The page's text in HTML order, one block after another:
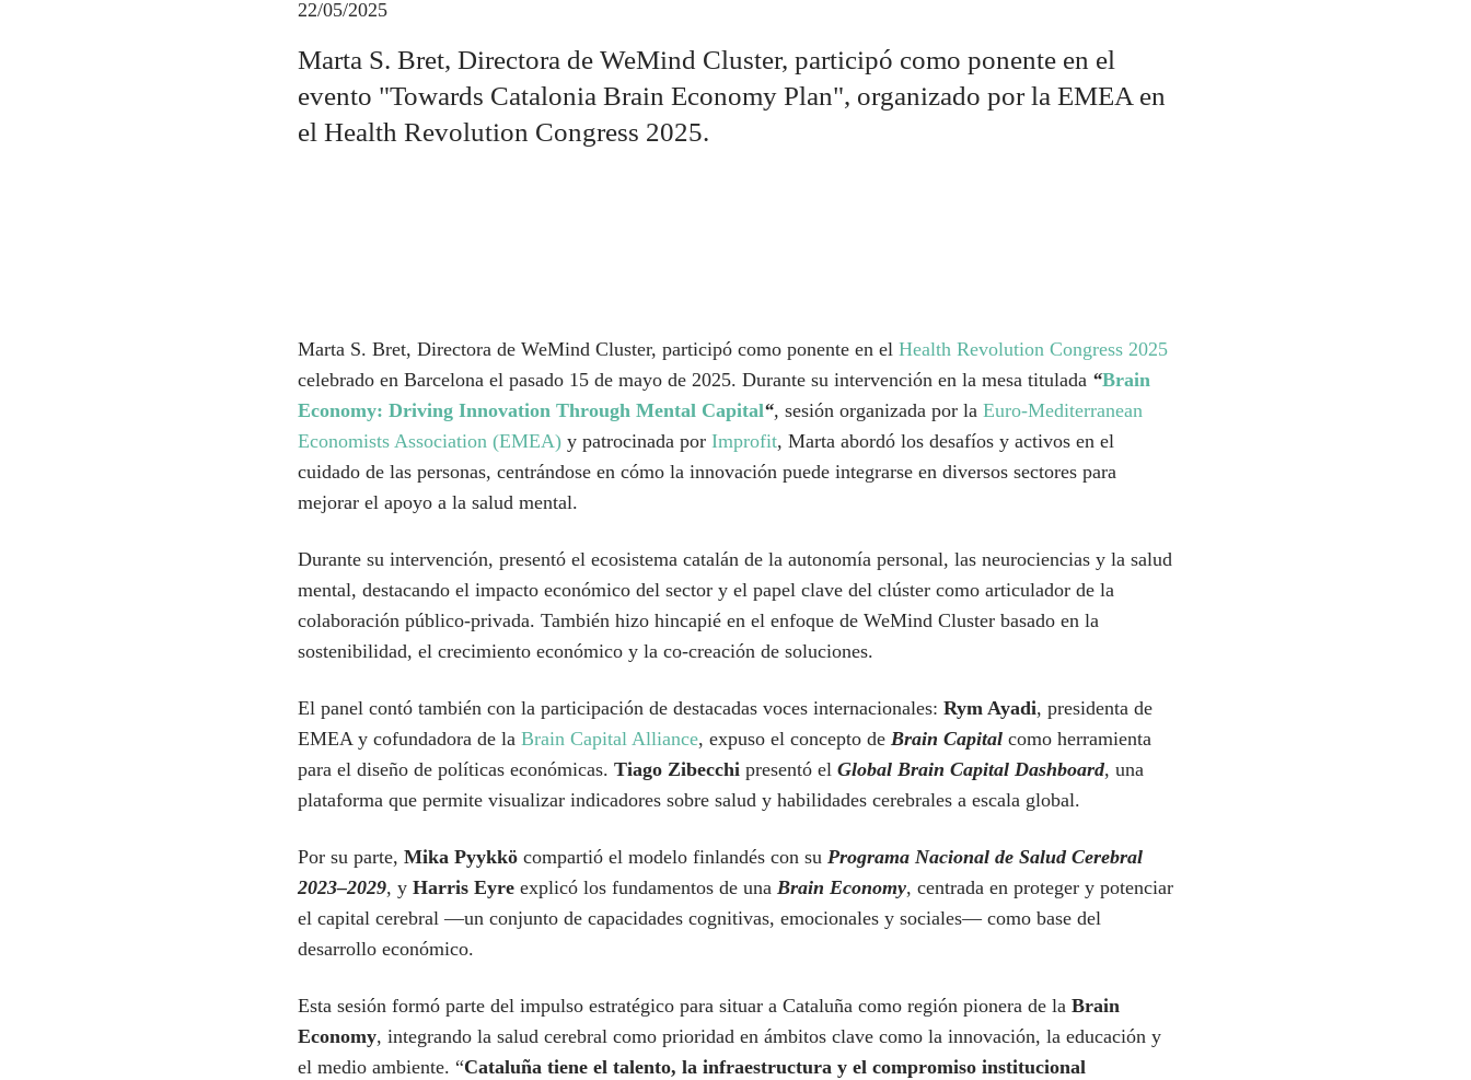
22/05/2025
Marta S. Bret, Directora de WeMind Cluster, participó como ponente en el
evento "Towards Catalonia Brain Economy Plan", organizado por la EMEA en
el Health Revolution Congress 2025.
Marta S. Bret, Directora de WeMind Cluster, participó como ponente en el Health Revolution Congress 2025
celebrado en Barcelona el pasado 15 de mayo de 2025. Durante su intervención en la mesa titulada “Brain
Economy: Driving Innovation Through Mental Capital“, sesión organizada por la Euro-Mediterranean
Economists Association (EMEA) y patrocinada por Improfit, Marta abordó los desafíos y activos en el
cuidado de las personas, centrándose en cómo la innovación puede integrarse en diversos sectores para
mejorar el apoyo a la salud mental.
Durante su intervención, presentó el ecosistema catalán de la autonomía personal, las neurociencias y la salud
mental, destacando el impacto económico del sector y el papel clave del clúster como articulador de la
colaboración público-privada. También hizo hincapié en el enfoque de WeMind Cluster basado en la
sostenibilidad, el crecimiento económico y la co-creación de soluciones.
El panel contó también con la participación de destacadas voces internacionales: Rym Ayadi, presidenta de
EMEA y cofundadora de la Brain Capital Alliance, expuso el concepto de Brain Capital como herramienta
para el diseño de políticas económicas. Tiago Zibecchi presentó el Global Brain Capital Dashboard, una
plataforma que permite visualizar indicadores sobre salud y habilidades cerebrales a escala global.
Por su parte, Mika Pyykkö compartió el modelo finlandés con su Programa Nacional de Salud Cerebral
2023–2029, y Harris Eyre explicó los fundamentos de una Brain Economy, centrada en proteger y potenciar
el capital cerebral —un conjunto de capacidades cognitivas, emocionales y sociales— como base del
desarrollo económico.
Esta sesión formó parte del impulso estratégico para situar a Cataluña como región pionera de la Brain
Economy, integrando la salud cerebral como prioridad en ámbitos clave como la innovación, la educación y
el medio ambiente. “Cataluña tiene el talento, la infraestructura y el compromiso institucional